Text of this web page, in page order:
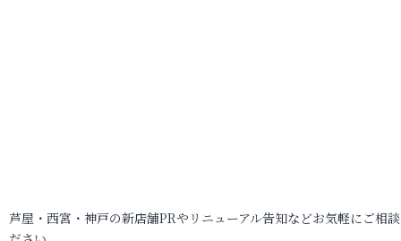
芦屋・西宮・神戸の新店舗PRやリニューアル告知などお気軽にご相